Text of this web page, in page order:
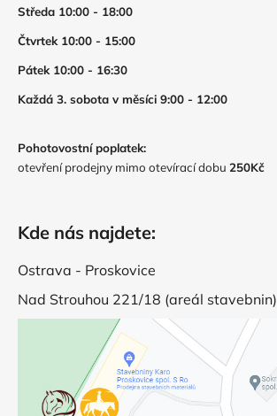
Středa 10:00 - 18:00
Čtvrtek 10:00 - 15:00
Pátek 10:00 - 16:30
Každá 3. sobota v měsíci 9:00 - 12:00
Pohotovostní poplatek:
otevření prodejny mimo otevírací dobu 250Kč
Kde nás najdete:
Ostrava - Proskovice
Nad Strouhou 221/18 (areál stavebnin)